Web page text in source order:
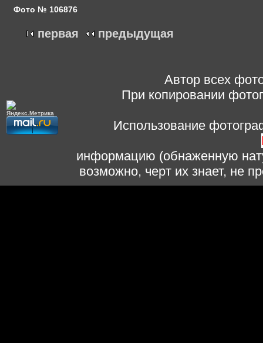
Фото № 106876
первая предыдущая
Автор всех
При копировании
Использование
информацию (обнаженную
возможно, черт их знает, не